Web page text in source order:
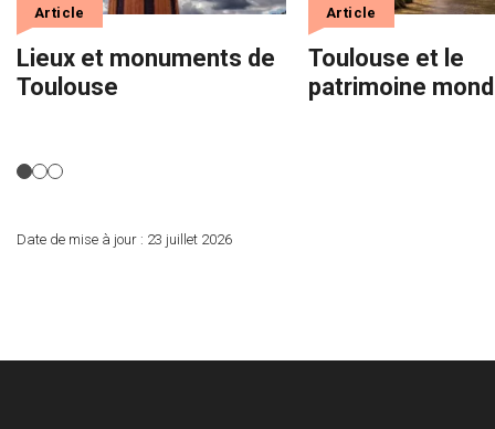
Lieux et monuments de
Toulouse
Article
Toulouse et le
patrimoine
Article
Date de mise à jour : 23 juillet 2026